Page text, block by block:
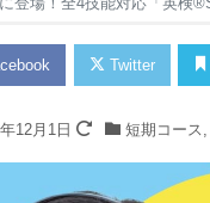
Twitter
12月1日 短期コース